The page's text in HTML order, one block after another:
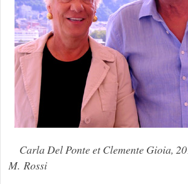
Carla Del Ponte et Clemente Gioia,
M. Rossi